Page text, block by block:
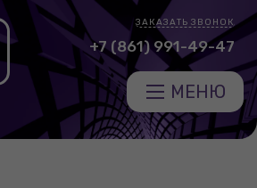
МЕНЮ
+7 (861) 991-49-47
ЗАКАЗАТЬ ЗВОНОК